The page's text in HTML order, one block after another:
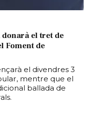
donarà el tret de
Foment de
el divendres 3
mentre que el
ballada de